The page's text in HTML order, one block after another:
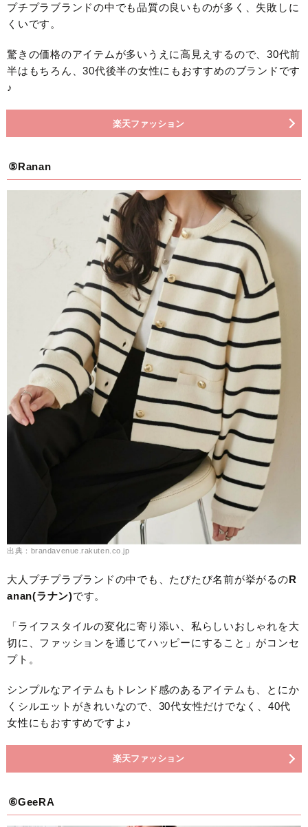
プチプラブランドの中でも品質の良いものが多く、失敗しに
くいです。
驚きの価格のアイテムが多いうえに高見えするので、30代前
半はもちろん、30代後半の女性にもおすすめのブランドです
♪
楽天ファッション
⑤Ranan
出典：brandavenue.rakuten.co.jp
大人プチプラブランドの中でも、たびたび名前が挙がるのR
anan(ラナン)です。
「ライフスタイルの変化に寄り添い、私らしいおしゃれを大
切に、ファッションを通じてハッピーにすること」がコンセ
プト。
シンプルなアイテムもトレンド感のあるアイテムも、とにか
くシルエットがきれいなので、30代女性だけでなく、40代
女性にもおすすめですよ♪
楽天ファッション
⑥GeeRA